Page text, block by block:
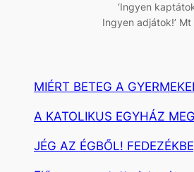
‘Ingyen
Ingyen adjátok!’ Mt
MIÉRT BETEG A
A KATOLIKUS EGYHÁZ
JÉG AZ ÉGBŐL!